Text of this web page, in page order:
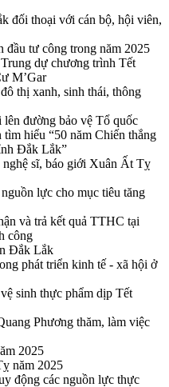
đối thoại với cán bộ, hội viên,
đầu tư công trong năm 2025
dự chương trình Tết
M’Gar
thị xanh, sinh thái, thông
đường bảo vệ Tổ quốc
hiểu “50 năm Chiến thắng
Đắk Lắk”
sĩ, báo giới Xuân Ất Tỵ
lực cho mục tiêu tăng
và trả kết quả TTHC tại
công
Đắk Lắk
phát triển kinh tế - xã hội ở
sinh thực phẩm dịp Tết
Phương thăm, làm việc
2025
năm 2025
động các nguồn lực thực